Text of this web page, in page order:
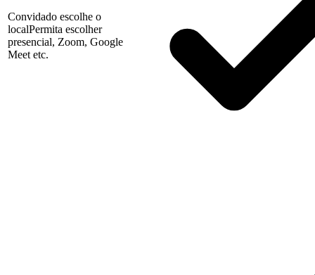
Convidado escolhe o
localPermita escolher
presencial, Zoom, Google
Meet etc.